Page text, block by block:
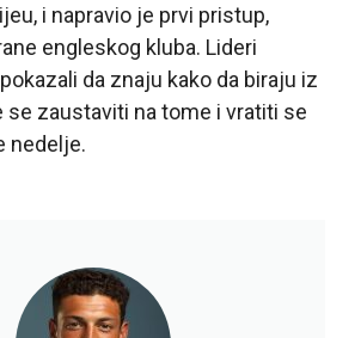
i napravio je prvi pristup,
engleskog kluba. Lideri
da znaju kako da biraju iz
se zaustaviti na tome i vratiti se
nedelje.